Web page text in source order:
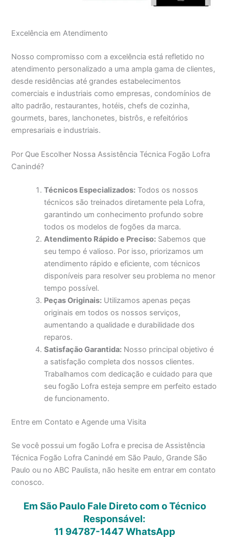
Excelência em Atendimento
Nosso compromisso com a excelência está refletido no
atendimento personalizado a uma ampla gama de clientes,
desde residências até grandes estabelecimentos
comerciais e industriais como empresas, condomínios de
alto padrão, restaurantes, hotéis, chefs de cozinha,
gourmets, bares, lanchonetes, bistrôs, e refeitórios
empresariais e industriais.
Por Que Escolher Nossa Assistência Técnica Fogão Lofra
Canindé?
Técnicos Especializados: Todos os nossos
técnicos são treinados diretamente pela Lofra,
garantindo um conhecimento profundo sobre
todos os modelos de fogões da marca.
Atendimento Rápido e Preciso: Sabemos que
seu tempo é valioso. Por isso, priorizamos um
atendimento rápido e eficiente, com técnicos
disponíveis para resolver seu problema no menor
tempo possível.
Peças Originais: Utilizamos apenas peças
originais em todos os nossos serviços,
aumentando a qualidade e durabilidade dos
reparos.
Satisfação Garantida: Nosso principal objetivo é
a satisfação completa dos nossos clientes.
Trabalhamos com dedicação e cuidado para que
seu fogão Lofra esteja sempre em perfeito estado
de funcionamento.
Entre em Contato e Agende uma Visita
Se você possui um fogão Lofra e precisa de Assistência
Técnica Fogão Lofra Canindé em São Paulo, Grande São
Paulo ou no ABC Paulista, não hesite em entrar em contato
conosco.
Em São Paulo Fale Direto com o Técnico
Responsável:
11 94787-1447WhatsApp